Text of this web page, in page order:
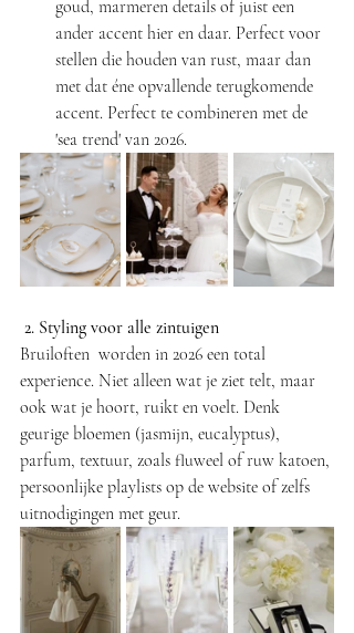
goud, marmeren details of juist een
ander accent hier en daar. Perfect voor
stellen die houden van rust, maar dan
met dat éne opvallende terugkomende
accent. Perfect te combineren met de
'sea trend' van 2026.
2. Styling voor alle zintuigen
Bruiloften  worden in 2026 een total
experience. Niet alleen wat je ziet telt, maar
ook wat je hoort, ruikt en voelt. Denk
geurige bloemen (jasmijn, eucalyptus),
parfum, textuur, zoals fluweel of ruw katoen,
persoonlijke playlists op de website of zelfs
uitnodigingen met geur.